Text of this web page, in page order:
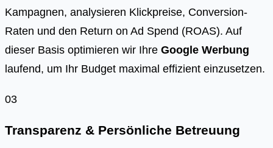
Kampagnen, analysieren Klickpreise, Conversion-
Raten und den Return on Ad Spend (ROAS). Auf
dieser Basis optimieren wir Ihre Google Werbung
laufend, um Ihr Budget maximal effizient einzusetzen.
03
Transparenz & Persönliche Betreuung